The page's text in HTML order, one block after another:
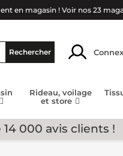
en magasin ! Voir nos 23
Rechercher
Rideau, voilage
et store
14 000 avis clients !